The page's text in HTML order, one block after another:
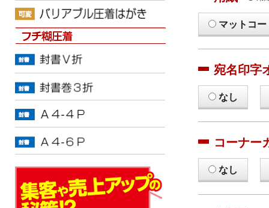
マットコー
宛名印字
なし
コーナー
なし